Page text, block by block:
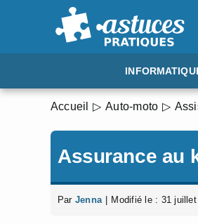
Accueil Auto-moto
Assurance au
Par Jenna Modifié le : 31 juillet